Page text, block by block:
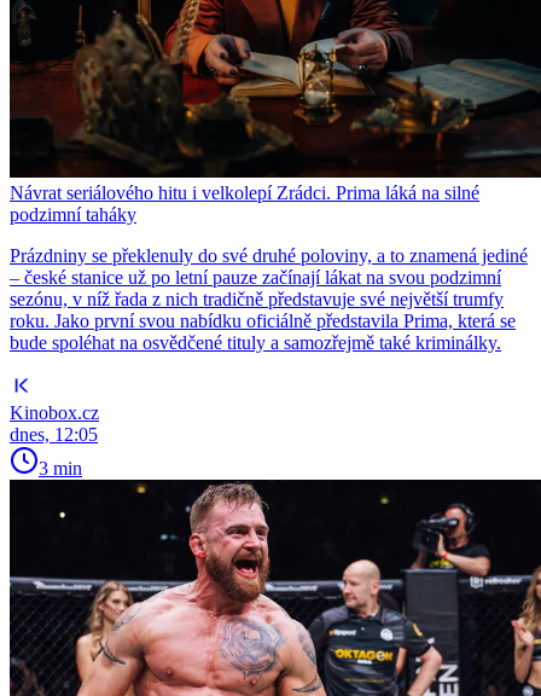
Návrat seriálového hitu i velkolepí Zrádci. Prima láká na silné
podzimní taháky
Prázdniny se překlenuly do své druhé poloviny, a to znamená jediné
– české stanice už po letní pauze začínají lákat na svou podzimní
sezónu, v níž řada z nich tradičně představuje své největší trumfy
roku. Jako první svou nabídku oficiálně představila Prima, která se
bude spoléhat na osvědčené tituly a samozřejmě také kriminálky.
Kinobox.cz
dnes, 12:05
3 min